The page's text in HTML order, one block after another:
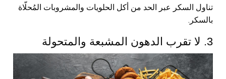
تناول السكر عبر الحد من أكل الحلويات والمشروبات المُحلّاة
بالسكر.
3. لا تقرب الدهون المشبعة والمتحولة